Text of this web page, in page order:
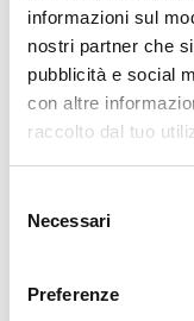
informazioni sul
nostri partner che
pubblicità e social
con altre
raccolto dal tuo
delNecessari
Preferenze
MATTIA BABETTO
Addominali Donna